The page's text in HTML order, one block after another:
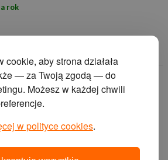
cookie, aby strona działała
— za Twoją zgodą — do
Możesz w każdej chwili
w polityce cookies.
rok